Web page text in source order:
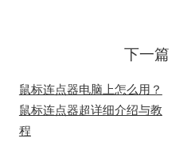
下一篇
鼠标连点器电脑上怎么用？
鼠标连点器超详细介绍与教
程